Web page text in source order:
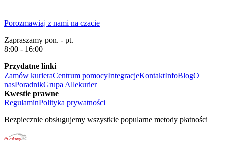
Porozmawiaj z nami na czacie
Zapraszamy pon. - pt.
8:00 - 16:00
Przydatne linki
Zamów kurieraCentrum pomocyIntegracjeKontaktInfoBlogO
nasPoradnikGrupa Allekurier
Kwestie prawne
RegulaminPolityka prywatności
Bezpiecznie obsługujemy wszystkie popularne metody płatności